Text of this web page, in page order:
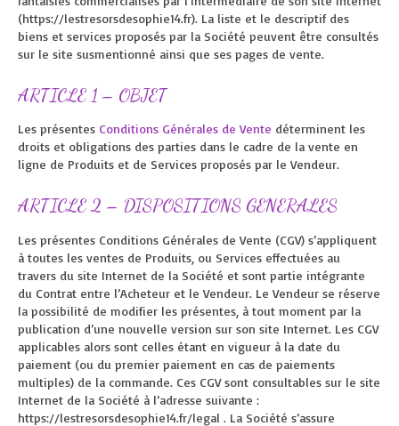
(https://lestresorsdesophie14.fr). La liste et le descriptif des
biens et services proposés par la Société peuvent être consultés
sur le site susmentionné ainsi que ses pages de vente.
ARTICLE 1 – OBJET
Les présentes Conditions Générales de Vente déterminent les
droits et obligations des parties dans le cadre de la vente en
ligne de Produits et de Services proposés par le Vendeur.
ARTICLE 2 – DISPOSITIONS GENERALES
Les présentes Conditions Générales de Vente (CGV) s’appliquent
à toutes les ventes de Produits, ou Services effectuées au
travers du site Internet de la Société et sont partie intégrante
du Contrat entre l’Acheteur et le Vendeur. Le Vendeur se réserve
la possibilité de modifier les présentes, à tout moment par la
publication d’une nouvelle version sur son site Internet. Les CGV
applicables alors sont celles étant en vigueur à la date du
paiement (ou du premier paiement en cas de paiements
multiples) de la commande. Ces CGV sont consultables sur le site
Internet de la Société à l’adresse suivante :
https://lestresorsdesophie14.fr/legal . La Société s’assure